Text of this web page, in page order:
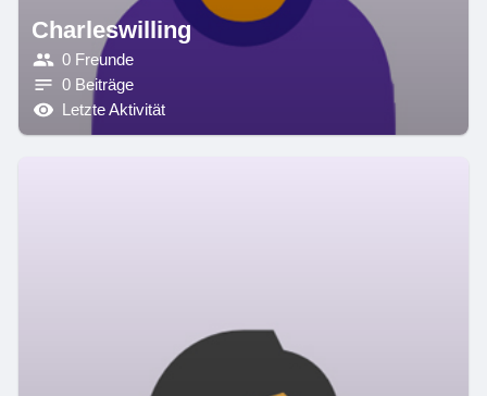
Charleswilling
0 Freunde
0 Beiträge
Letzte Aktivität